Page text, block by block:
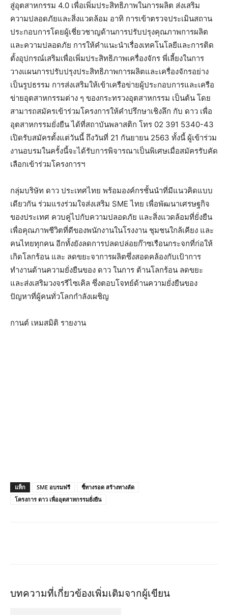
สู่อุตสาหกรรม 4.0 เพื่อเพิ่มประสิทธิภาพในการผลิต ส่งเสริม
ความปลอดภัยและสิ่งแวดล้อม อาทิ การเข้าตรวจประเมินสถาน
ประกอบการโดยผู้เชี่ยวชาญด้านการปรับปรุงคุณภาพการผลิต
และความปลอดภัย การให้คำแนะนำเรื่องเทคโนโลยีและการติด
ตั้งอุปกรณ์เสริมเพื่อเพิ่มประสิทธิภาพเครื่องจักร พี่เลี้ยงในการ
วางแผนการปรับปรุงประสิทธิภาพการผลิตและเครื่องจักรอย่าง
เป็นรูปธรรม การส่งเสริมให้เข้าเครือข่ายผู้ประกอบการและเครือ
ข่ายอุตสาหกรรมต่าง ๆ ของกระทรวงอุตสาหกรรม เป็นต้น โดย
สามารถสมัครเข้าร่วมโครงการให้คำปรึกษาเชิงลึก กับ ดาว เพื่อ
อุตสาหกรรมยั่งยืน ได้ที่สถาบันพลาสติก โทร 02 391 5340-43
เปิดรับสมัครตั้งแต่วันนี้ ถึงวันที่ 21 กันยายน 2563 ทั้งนี้ ผู้เข้าร่วม
งานอบรมในครั้งนี้จะได้รับการพิจารณาเป็นพิเศษเมื่อสมัครรับคัด
เลือกเข้าร่วมโครงการฯ
กลุ่มบริษัท ดาว ประเทศไทย พร้อมองค์กรชั้นนำที่มีแนวคิดแบบ
เดียวกัน ร่วมแรงร่วมใจส่งเสริม SME ไทย เพื่อพัฒนาเศรษฐกิจ
ของประเทศ ควบคู่ไปกับความปลอดภัย และสิ่งแวดล้อมที่ยั่งยืน
เพื่อคุณภาพชีวิตที่ดีของพนักงานในโรงงาน ชุมชนใกล้เคียง และ
คนไทยทุกคน อีกทั้งยังลดการปลดปล่อยก๊าซเรือนกระจกที่ก่อให้
เกิดโลกร้อน และ ลดขยะจาการผลิตซึ่งสอดคล้องกับเป้าการ
ทำงานด้านความยั่งยืนของ ดาว ในการ ต้านโลกร้อน ลดขยะ
และส่งเสริมวงจรรีไซเคิล ซึ่งตอบโจทย์ด้านความยั่งยืนของ
ปัญหาที่ผู้คนทั่วโลกกำลังเผชิญ
กานต์ เหมสมิติ รายงาน
แท็ก SME อบรมฟรี
ชี้ทางรอด สร้างทางลัด
โครงการ ดาว เพื่ออุตสาหกรรมยั่งยืน
บทความที่เกี่ยวข้องเพิ่มเติมจากผู้เขียน